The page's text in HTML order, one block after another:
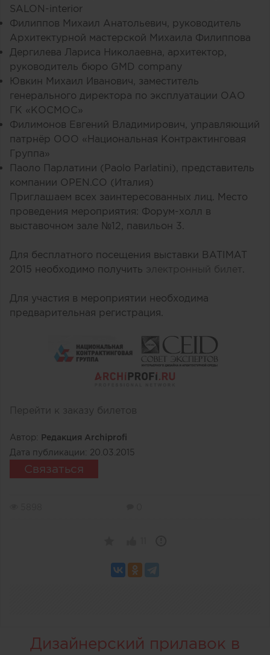
SALON-interior
Филиппов Михаил Анатольевич, руководитель
Архитектурной мастерской Михаила Филиппова
Дергилева Лариса Николаевна, архитектор,
руководитель бюро GMD company
Ювкин Михаил Иванович, заместитель
генерального директора по эксплуатации ОАО
ГК «КОСМОС»
Филимонов Евгений Владимирович, управляющий
патрнёр ООО «Национальная Контрактинговая
Группа»
Паоло Парлатини (Paolo Parlatini), представитель
компании OPEN.CO (Италия)
Приглашаем всех заинтересованных лиц. Место
проведения мероприятия: Форум-холл в
выставочном зале №12, павильон 3.
Для бесплатного посещения выставки BATIMAT
2015 необходимо получить электронный билет
Для участия в мероприятии необходима
предварительная регистрация.
Перейти к заказу билетов
Автор: Редакция Archiprofi
Дата публикации: 20.03.2015
Связаться
Дизайнерский прилавок в